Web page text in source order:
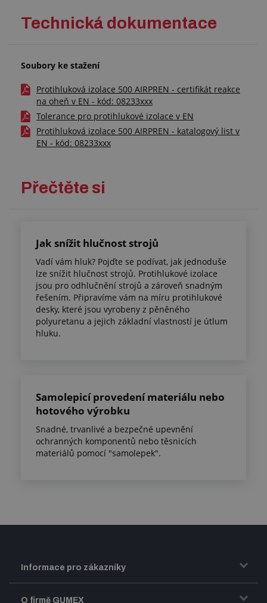
Technická dokumentace
Soubory ke stažení
Protihluková izolace 500 AIRPREN - certifikát reakce
na oheň v EN - kód: 08233xxx
Tolerance pro protihlukové izolace v EN
Protihluková izolace 500 AIRPREN - katalogový list v
EN - kód: 08233xxx
Přečtěte si
Jak snížit hlučnost strojů
Vadí vám hluk? Pojďte se podívat, jak jednoduše
lze snížit hlučnost strojů. Protihlukové izolace
jsou pro odhlučnění strojů a zároveň snadným
řešením. Připravíme vám na míru protihlukové
desky, které jsou vyrobeny z pěněného
polyuretanu a jejich základní vlastností je útlum
hluku.
Samolepicí provedení materiálu nebo
hotového výrobku
Snadné, trvanlivé a bezpečné upevnění
ochranných komponentů nebo těsnicích
materiálů pomocí "samolepek".
Informace pro zákazníky
Doprava a zasílání zboží
O firmě GUMEX